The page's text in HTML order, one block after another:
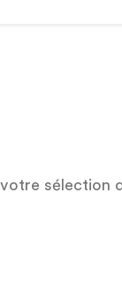
sélection